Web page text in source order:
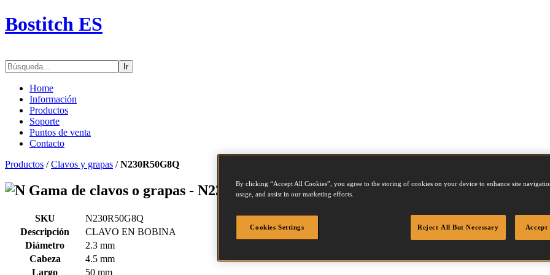
Bostitch ES
Ir
Home
Información
Productos
Soporte
Puntos de venta
Contacto
Productos /Clavos y grapas /N230R50G8Q
Gama de clavos o grapas - N230R50G8Q
SKU
N230R50G8Q
Descripción
CLAVO EN BOBINA
Diámetro
2.3 mm
Cabeza
4.5 mm
Largo
50 mm
By clicking “Accept All Cookies”, you agree to the storing of cookies on your device to enhance site
usage, and assist in our marketing efforts.
Cookies Settings Reject All But Necessary Accept